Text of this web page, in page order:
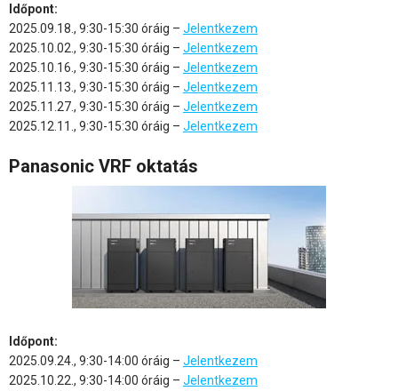
Időpont:
2025.09.18., 9:30-15:30 óráig – Jelentkezem
2025.10.02., 9:30-15:30 óráig – Jelentkezem
2025.10.16., 9:30-15:30 óráig – Jelentkezem
2025.11.13., 9:30-15:30 óráig – Jelentkezem
2025.11.27., 9:30-15:30 óráig – Jelentkezem
2025.12.11., 9:30-15:30 óráig – Jelentkezem
Panasonic VRF oktatás
Időpont:
2025.09.24., 9:30-14:00 óráig – Jelentkezem
2025.10.22., 9:30-14:00 óráig – Jelentkezem